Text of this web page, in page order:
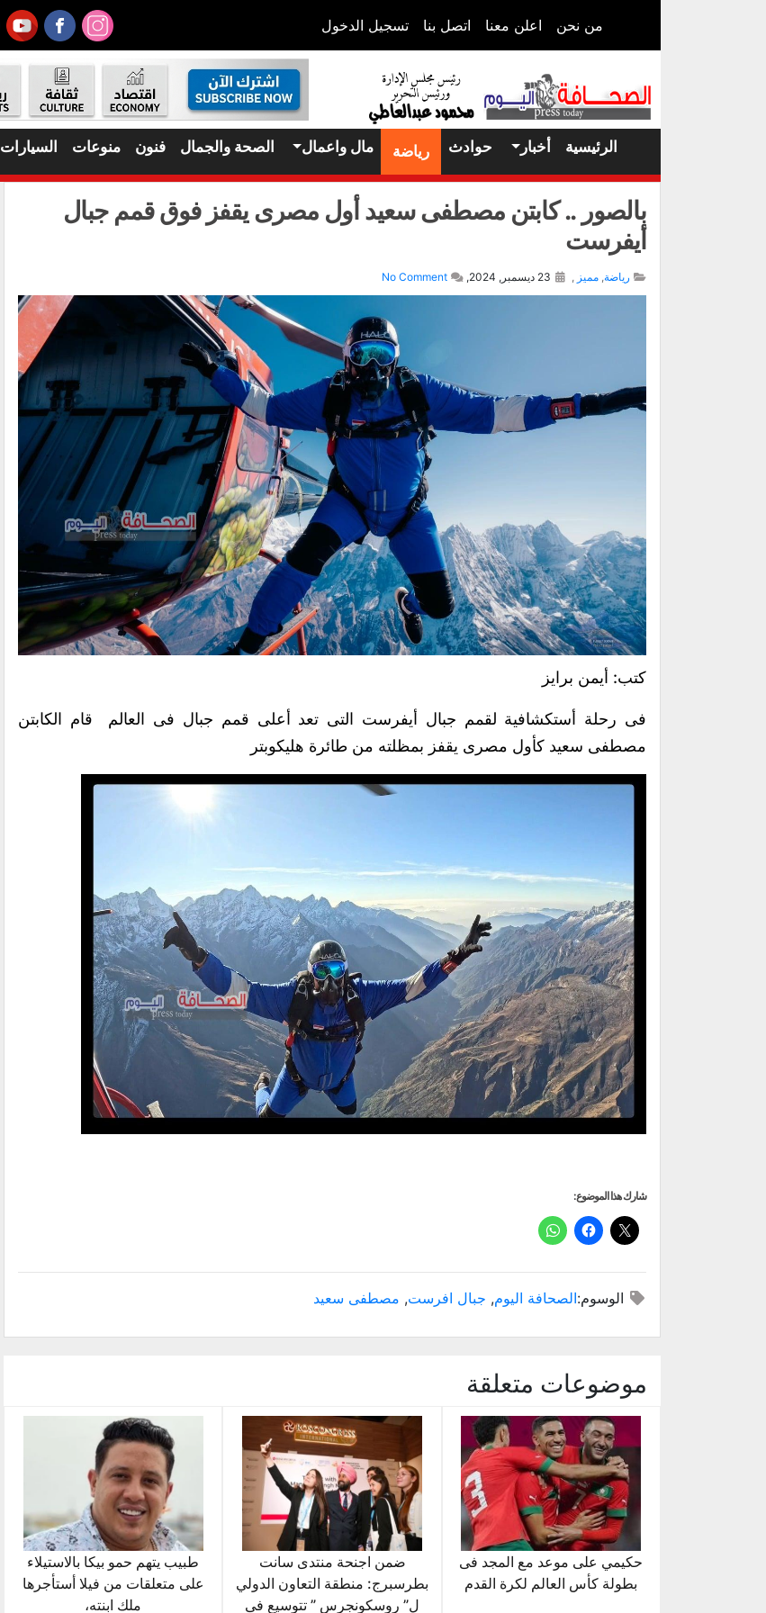
من نحن اعلن معنا اتصل بنا تسجيل الدخول
الرئيسية أخبار حوادث رياضة مال واعمال الصحة والجمال فنون منوعات السيارات
بالصور .. كابتن مصطفى سعيد أول مصرى يقفز فوق قمم جبال
أيفرست
رياضة, مميز ,
No Comment
كتب: أيمن برايز
فى رحلة أستكشافية لقمم جبال أيفرست التى تعد أعلى قمم جبال فى العالم قام الكابتن
مصطفى سعيد كأول مصرى يقفز بمظلته من طائرة هليكوبتر
شارك هذا الموضوع:
الوسوم:الصحافة اليوم, جبال افرست, مصطفى سعيد
موضوعات متعلقة
حكيمي على موعد مع المجد فى
بطولة كأس العالم لكرة القدم
ضمن اجنحة منتدى سانت
بطرسبرج: منطقة التعاون الدولي
ل” روسكونجرس ” تتوسيع فى
طبيب يتهم حمو بيكا بالاستيلاء
على متعلقات من فيلا أستأجرها
ملك ابنته،